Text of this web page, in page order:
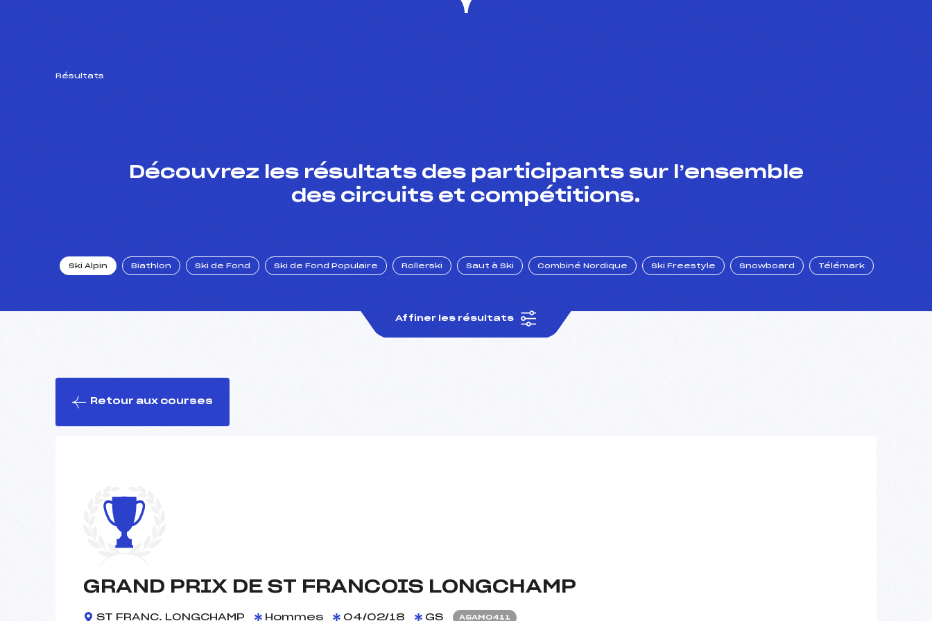
Résultats
Découvrez les résultats des participants sur l’ensemble
des circuits et compétitions.
Ski Alpin Biathlon Ski de Fond Ski de Fond Populaire Rollerski Saut à Ski Combiné Nordique Ski Freestyle Snowboard Télémark
Affiner les résultats
Retour aux courses
GRAND PRIX DE ST FRANCOIS LONGCHAMP
ST FRANC. LONGCHAMP Hommes 04/02/18 GS ASAM0411